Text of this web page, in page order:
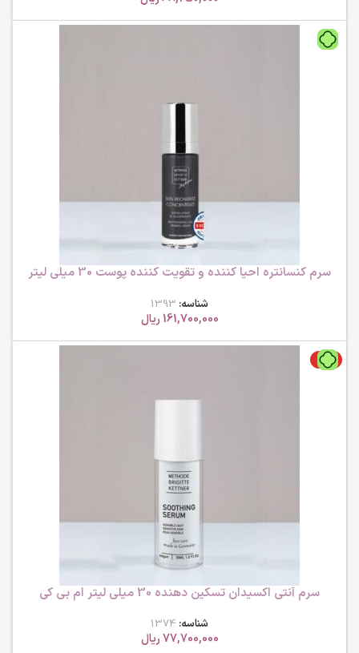
سرم کنسانتره احیا کننده و تقویت کننده پوست 30 میلی لیتر
شناسه: 1393
161,700,000ریال
ویژه
سرم آنتی اکسیدان تسکین دهنده 30 میلی لیتر ام بی کی
شناسه: 1374
77,700,000ریال